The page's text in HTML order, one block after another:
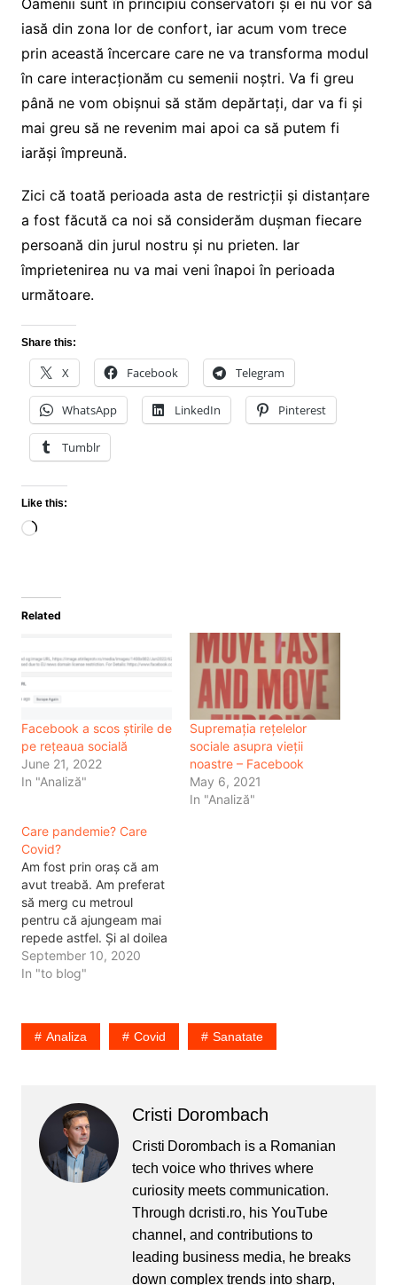
Oamenii sunt în principiu conservatori și ei nu vor să
iasă din zona lor de confort, iar acum vom trece
prin această încercare care ne va transforma modul
în care interacționăm cu semenii noștri. Va fi greu
până ne vom obișnui să stăm depărtați, dar va fi și
mai greu să ne revenim mai apoi ca să putem fi
iarăși împreună.
Zici că toată perioada asta de restricții și distanțare
a fost făcută ca noi să considerăm dușman fiecare
persoană din jurul nostru și nu prieten. Iar
împrietenirea nu va mai veni înapoi în perioada
următoare.
Share this:
X Facebook Telegram
WhatsApp LinkedIn Pinterest
Tumblr
Like this:
Loading…
Related
Facebook a scos știrile de
pe rețeaua socială
June 21, 2022
In "Analiză"
Supremația rețelelor
sociale asupra vieții
noastre – Facebook
May 6, 2021
In "Analiză"
Care pandemie? Care
Covid?
Am fost prin oraș că am
avut treabă. Am preferat
să merg cu metroul
pentru că ajungeam mai
repede astfel. Și al doilea
motiv pentru că nu
aveam loc de parcare la
și numărul de pași pe
care mi-l impun
September 10, 2020
In "to blog"
Analiza Covid Sanatate
Cristi Dorombach
Cristi Dorombach is a Romanian
tech voice who thrives where
curiosity meets communication.
Through dcristi.ro, his YouTube
channel, and contributions to
leading business media, he breaks
down complex trends into sharp,